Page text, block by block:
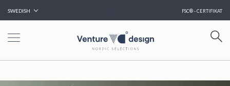
SWEDISH FSC® - CERTIFIKAT